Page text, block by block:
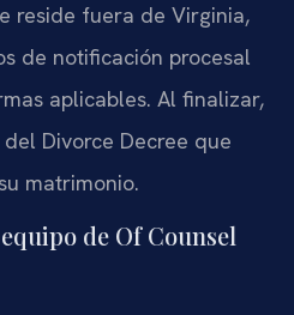
reside fuera de Virginia,
de notificación procesal
aplicables. Al finalizar,
Divorce Decree que
matrimonio.
de Of Counsel